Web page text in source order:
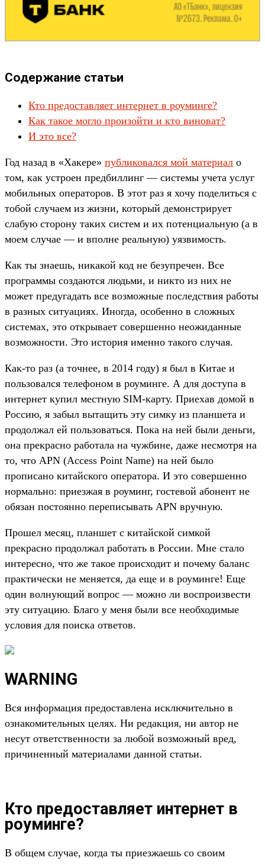
Содержание статьи
Кто предоставляет интернет в роуминге?
Как такое могло произойти и кто виноват?
И это все?
Год назад в «Хакере» публиковался мой материал о
том, как устроен предбиллинг — системы учета услуг
мобильных операторов. В этот раз я хочу поделиться с
тобой случаем из жизни, который демонстрирует
слабую сторону таких систем и их потенциальную (а в
моем случае — и вполне реальную) уязвимость.
Как ты знаешь, никакой код не безупречен. Все
программы создаются людьми, и никто из них не
может предугадать все возможные последствия работы
в разных ситуациях. Иногда, особенно в сложных
системах, это открывает совершенно неожиданные
возможности. Это история именно такого случая.
Как-то раз (а точнее, в 2014 году) я был в Китае и
пользовался телефоном в роуминге. А для доступа в
интернет купил местную SIM-карту. Приехав домой в
Россию, я забыл вытащить эту симку из планшета и
продолжал ей пользоваться. Пока на ней были деньги,
она прекрасно работала на чужбине, даже несмотря на
то, что APN (Access Point Name) на ней было
прописано китайского оператора. И это совершенно
нормально: приезжая в роуминг, гостевой абонент не
обязан постоянно переписывать APN вручную.
Прошел месяц, планшет с китайской симкой
прекрасно продолжал работать в России. Мне стало
интересно, что же такое происходит и почему баланс
практически не меняется, да еще и в роуминге! Еще
один волнующий вопрос — можно ли воспроизвести
эту ситуацию. Благо у меня были все необходимые
условия для поиска ответов.
WARNING
Вся информация предоставлена исключительно в
ознакомительных целях. Ни редакция, ни автор не
несут ответственности за любой возможный вред,
причиненный материалами данной статьи.
Кто предоставляет интернет в
роуминге?
В общем случае, когда ты приезжаешь со своим